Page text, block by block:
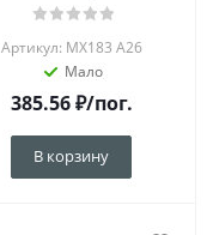
Артикул: MX183 A26
Мало
385.56₽/пог.
В корзину